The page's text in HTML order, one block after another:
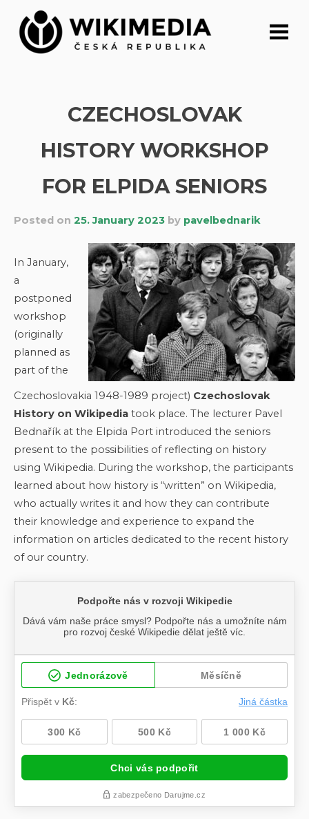
content
CZECHOSLOVAK
HISTORY WORKSHOP
FOR ELPIDA SENIORS
Posted on 25. January 2023 by pavelbednarik
In January,
a
postponed
workshop
(originally
planned as
part of the
Czechoslovakia 1948-1989 project) Czechoslovak
History on Wikipedia took place. The lecturer Pavel
Bednařík at the Elpida Port introduced the seniors
present to the possibilities of reflecting on history
using Wikipedia. During the workshop, the participants
learned about how history is “written” on Wikipedia,
who actually writes it and how they can contribute
their knowledge and experience to expand the
information on articles dedicated to the recent history
of our country.